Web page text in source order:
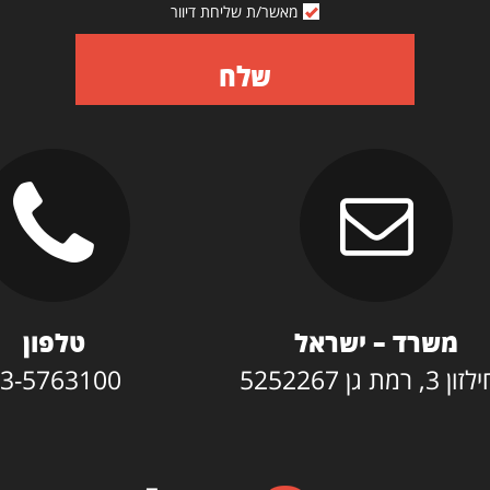
מאשר/ת שליחת דיוור
שלח
משרד – ישראל
גן 5252267
טלפון
5763100